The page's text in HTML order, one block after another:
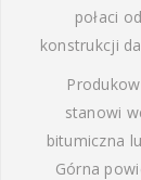
połaci
konstrukcji
stanowi
bitumiczna
Górna